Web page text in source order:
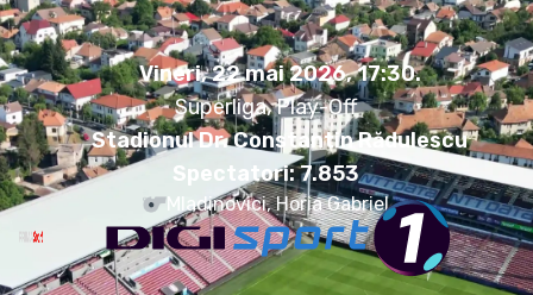
Vineri, 22 mai 2026, 17:30.
Superliga, Play-Off
Stadionul Dr. Constantin Rădulescu
Spectatori:7.853
Mladinovici, Horia Gabriel
CFR FCA
Vineri, 22 mai 2026.
17:30